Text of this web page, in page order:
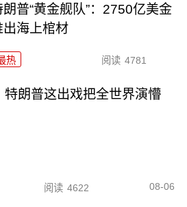
朗普“黄金舰队”：2750亿美金
出海上棺材
热 阅读 4781
特朗普这出戏把全世界演懵
阅读 4622 08-06